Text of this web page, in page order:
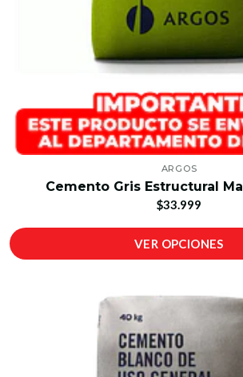
ARGOS
Cemento Gris Estructural
$33.999
VER OPCIONES